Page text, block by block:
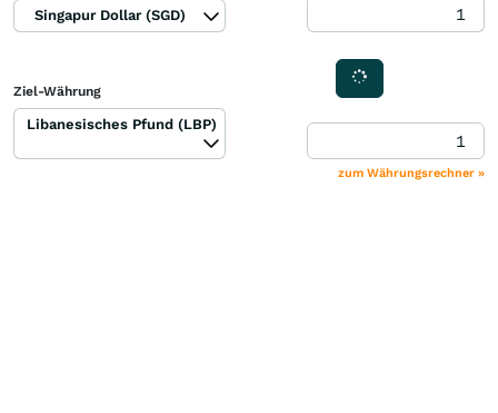
Singapur Dollar (SGD)
Ziel-Währung
Libanesisches Pfund (LBP)
zum Währungsrechner »